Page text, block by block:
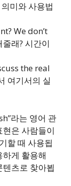
미와 사용법
We don’t
래? 시간이
the real
여기서의 실
라는 영어 관
은 사람들이
할 때 사용됩
게 활용해
츠로 찾아뵙